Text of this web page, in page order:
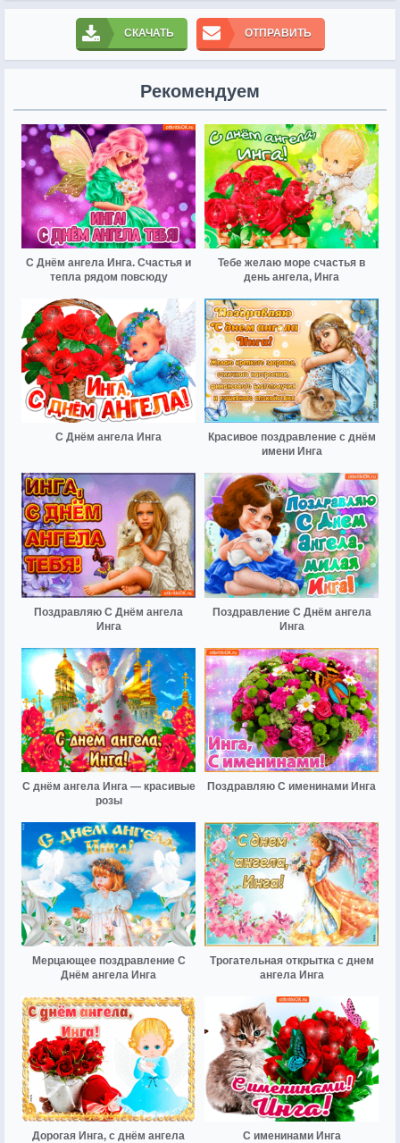
СКАЧАТЬ ОТПРАВИТЬ
Рекомендуем
С Днём ангела Инга. Счастья и
тепла рядом повсюду
Тебе желаю море счастья в
день ангела, Инга
С Днём ангела Инга
Красивое поздравление с днём
имени Инга
Поздравляю С Днём ангела
Инга
Поздравление С Днём ангела
Инга
С днём ангела Инга — красивые
розы
Поздравляю С именинами Инга
Мерцающее поздравление С
Днём ангела Инга
Трогательная открытка с днем
ангела Инга
Дорогая Инга, с днём ангела С именинами Инга